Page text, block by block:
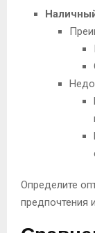
Определите
предпочтения